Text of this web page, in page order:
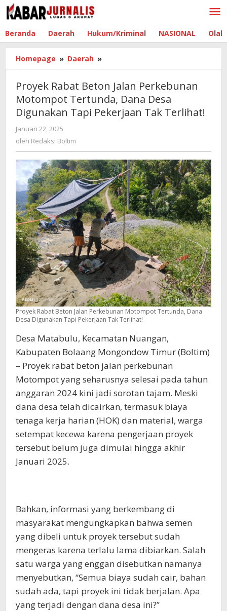
Lewati
ke
Beranda Daerah Hukum/Kriminal NASIONAL
Homepage » Daerah »
Rabat
Beton
Jalan
Perkebunan
Motompot
Digunakan
Tapi
Pekerjaan
Tak
Terlihat!
Proyek Rabat Beton Jalan Perkebunan
Motompot Tertunda, Dana Desa
Digunakan Tapi Pekerjaan Tak Terlihat!
Januari 22, 2025
Redaksi
oleh Redaksi Boltim
Proyek Rabat Beton Jalan Perkebunan Motompot Tertunda, Dana
Desa Digunakan Tapi Pekerjaan Tak Terlihat!
Desa Matabulu, Kecamatan Nuangan,
Kabupaten Bolaang Mongondow Timur (Boltim)
– Proyek rabat beton jalan perkebunan
Motompot yang seharusnya selesai pada tahun
anggaran 2024 kini jadi sorotan tajam. Meski
dana desa telah dicairkan, termasuk biaya
tenaga kerja harian (HOK) dan material, warga
setempat kecewa karena pengerjaan proyek
tersebut belum juga dimulai hingga akhir
Januari 2025.
Bahkan, informasi yang berkembang di
masyarakat mengungkapkan bahwa semen
yang dibeli untuk proyek tersebut sudah
mengeras karena terlalu lama dibiarkan. Salah
satu warga yang enggan disebutkan namanya
menyebutkan, “Semua biaya sudah cair, bahan
sudah ada, tapi proyek ini tidak berjalan. Apa
yang terjadi dengan dana desa ini?”